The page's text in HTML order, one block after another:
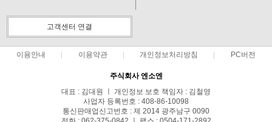
고객센터 연결
이용안내 이용약관 개인정보처리방침 PC버전
주식회사 엔소엔
대표 : 김대원 ㅣ 개인정보 보호 책임자 : 김철영
사업자 등록번호 : 408-86-10098
통신판매업신고번호 : 제 2014 광주남구 0090